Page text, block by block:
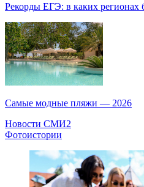
Рекорды ЕГЭ: в каких регионах
Самые модные пляжи — 2026
Новости СМИ2
Фотоистории